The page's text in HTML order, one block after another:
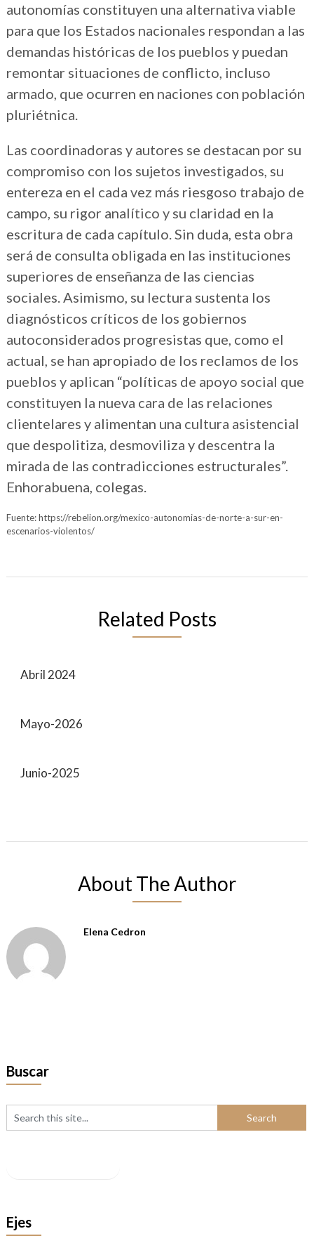
autonomías constituyen una alternativa viable
para que los Estados nacionales respondan a las
demandas históricas de los pueblos y puedan
remontar situaciones de conflicto, incluso
armado, que ocurren en naciones con población
pluriétnica.
Las coordinadoras y autores se destacan por su
compromiso con los sujetos investigados, su
entereza en el cada vez más riesgoso trabajo de
campo, su rigor analítico y su claridad en la
escritura de cada capítulo. Sin duda, esta obra
será de consulta obligada en las instituciones
superiores de enseñanza de las ciencias
sociales. Asimismo, su lectura sustenta los
diagnósticos críticos de los gobiernos
autoconsiderados progresistas que, como el
actual, se han apropiado de los reclamos de los
pueblos y aplican “políticas de apoyo social que
constituyen la nueva cara de las relaciones
clientelares y alimentan una cultura asistencial
que despolitiza, desmoviliza y descentra la
mirada de las contradicciones estructurales”.
Enhorabuena, colegas.
Fuente: https://rebelion.org/mexico-autonomias-de-norte-a-sur-en-
escenarios-violentos/
Related Posts
Abril 2024
Mayo-2026
Junio-2025
About The Author
Elena Cedron
Buscar
Ejes